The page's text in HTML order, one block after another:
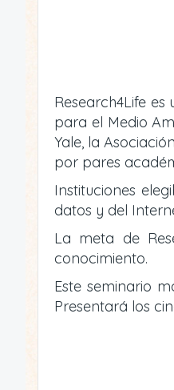
Research4Life
para el Medio
Yale, la
por pares
Instituciones
datos y del
La meta de
conocimiento.
Este seminario
Presentará los